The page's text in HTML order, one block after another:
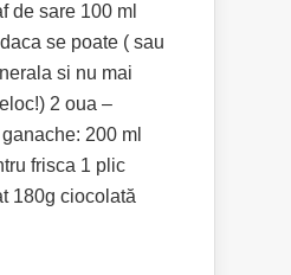
de sare 100 ml
se poate ( sau
si nu mai
2 oua –
200 ml
frisca 1 plic
180g ciocolată